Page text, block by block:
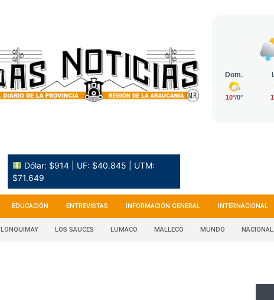
Dólar: $914 | UF: $40.845 | UTM:
$71.649
EDUCACIÓN ENTREVISTAS INFORMACIÓN GENERAL INTERNACIONAL
LONQUIMAY LOS SAUCES LUMACO MALLECO MUNDO NACIONAL